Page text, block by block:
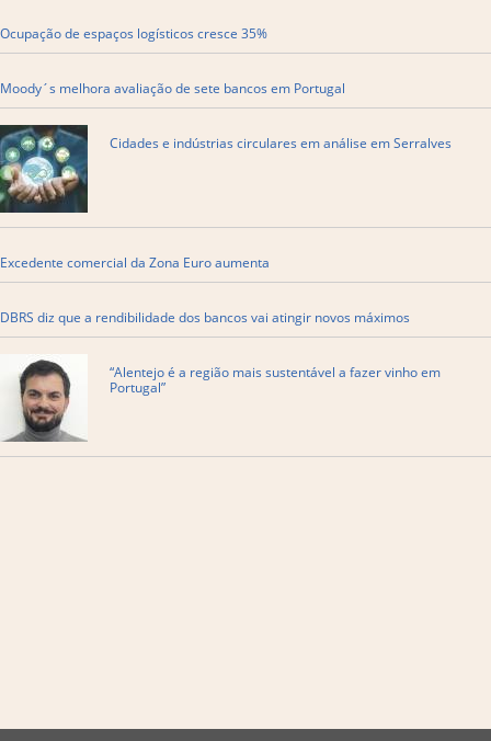
Ocupação de espaços logísticos cresce 35%
Moody´s melhora avaliação de sete bancos em Portugal
Cidades e indústrias circulares em análise em Serralves
Excedente comercial da Zona Euro aumenta
DBRS diz que a rendibilidade dos bancos vai atingir novos máximos
“Alentejo é a região mais sustentável a fazer vinho em
Portugal”